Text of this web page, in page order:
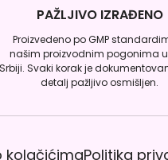
PAŽLJIVO IZRAĐENO
Proizvedeno po GMP
našim proizvodnim pogonima u
Srbiji. Svaki korak je
detalj pažljivo osmišljen.
kolačićimaPolitika